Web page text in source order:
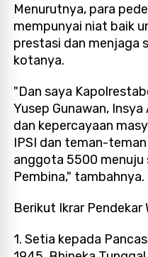
Menurutnya, para
mempunyai niat baik
prestasi dan menjaga
kotanya.
"Dan saya
Yusep Gunawan,
dan kepercayaan
IPSI dan teman-
anggota 5500 menuju
Pembina," tambahnya.
Berikut Ikrar Pendekar
1. Setia kepada